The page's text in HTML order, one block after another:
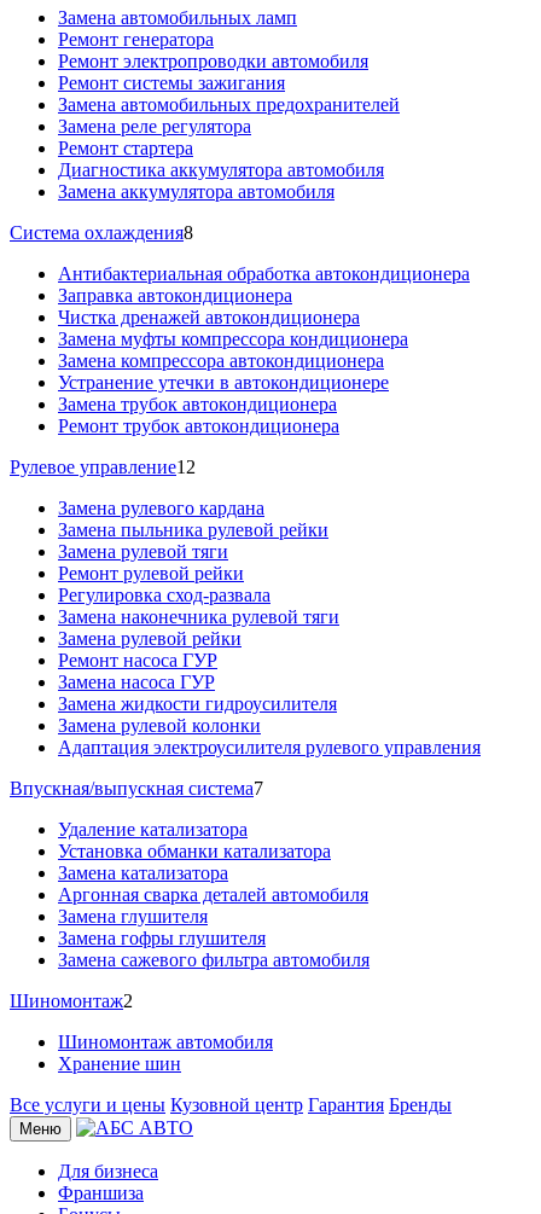
Замена автомобильных ламп
Ремонт генератора
Ремонт электропроводки автомобиля
Ремонт системы зажигания
Замена автомобильных предохранителей
Замена реле регулятора
Ремонт стартера
Диагностика аккумулятора автомобиля
Замена аккумулятора автомобиля
Система охлаждения8
Антибактериальная обработка автокондиционера
Заправка автокондиционера
Чистка дренажей автокондиционера
Замена муфты компрессора кондиционера
Замена компрессора автокондиционера
Устранение утечки в автокондиционере
Замена трубок автокондиционера
Ремонт трубок автокондиционера
Рулевое управление12
Замена рулевого кардана
Замена пыльника рулевой рейки
Замена рулевой тяги
Ремонт рулевой рейки
Регулировка сход-развала
Замена наконечника рулевой тяги
Замена рулевой рейки
Ремонт насоса ГУР
Замена насоса ГУР
Замена жидкости гидроусилителя
Замена рулевой колонки
Адаптация электроусилителя рулевого управления
Впускная/выпускная система7
Удаление катализатора
Установка обманки катализатора
Замена катализатора
Аргонная сварка деталей автомобиля
Замена глушителя
Замена гофры глушителя
Замена сажевого фильтра автомобиля
Шиномонтаж2
Шиномонтаж автомобиля
Хранение шин
Все услуги и цены Кузовной центр Гарантия Бренды
Меню
Для бизнеса
Франшиза